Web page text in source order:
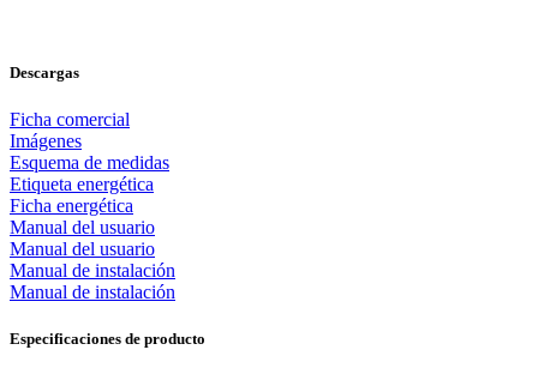
Descargas
Ficha comercial
Imágenes
Esquema de medidas
Etiqueta energética
Ficha energética
Manual del usuario
Manual del usuario
Manual de instalación
Manual de instalación
Especificaciones de producto